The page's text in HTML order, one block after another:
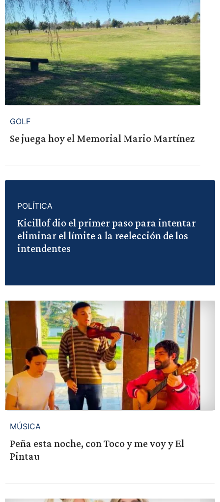
GOLF
Se juega hoy el Memorial Mario Martínez
POLÍTICA
Kicillof dio el primer paso para intentar
eliminar el límite a la reelección de los
intendentes
MÚSICA
Peña esta noche, con Toco y me voy y El
Pintau